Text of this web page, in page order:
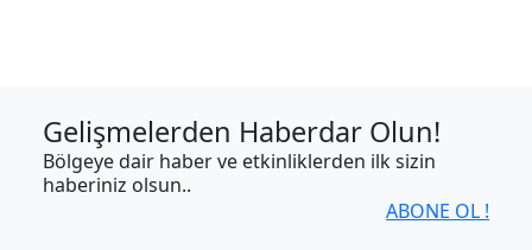
Gelişmelerden Haberdar Olun!
Bölgeye dair haber ve etkinliklerden ilk sizin
haberiniz olsun..
ABONE OL !